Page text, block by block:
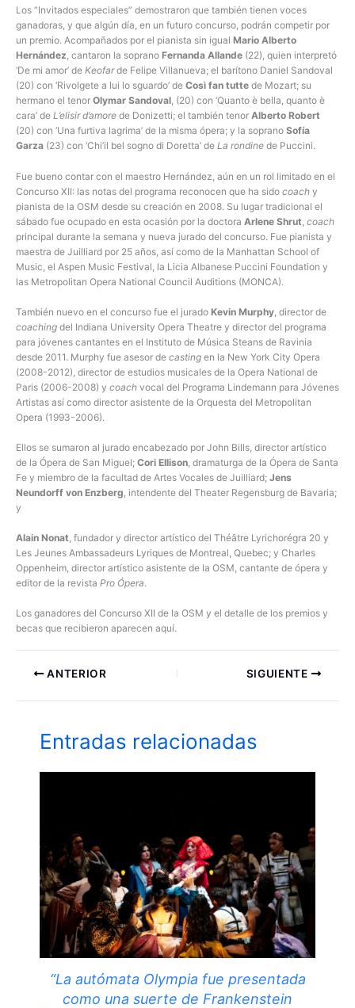
Los “Invitados especiales” demostraron que también tienen voces
ganadoras, y que algún día, en un futuro concurso, podrán competir por
un premio. Acompañados por el pianista sin igual Mario Alberto
Hernández, cantaron la soprano Fernanda Allande (22), quien interpretó
‘De mi amor’ de Keofarde Felipe Villanueva; el barítono Daniel Sandoval
(20) con ‘Rivolgete a lui lo sguardo’ de Così fan tutte de Mozart; su
hermano el tenor Olymar Sandoval, (20) con ‘Quanto è bella, quanto è
cara’ de L’elisir d’amore de Donizetti; el también tenor Alberto Robert
(20) con ‘Una furtiva lagrima’ de la misma ópera; y la soprano Sofía
Garza (23) con ‘Chi’il bel sogno di Doretta’ de La rondine de Puccini.
Fue bueno contar con el maestro Hernández, aún en un rol limitado en el
Concurso XII: las notas del programa reconocen que ha sido coach y
pianista de la OSM desde su creación en 2008. Su lugar tradicional el
sábado fue ocupado en esta ocasión por la doctora Arlene Shrut coach
principal durante la semana y nueva jurado del concurso. Fue pianista y
maestra de Juilliard por 25 años, así como de la Manhattan School of
Music, el Aspen Music Festival, la Licia Albanese Puccini Foundation y
las Metropolitan Opera National Council Auditions (MONCA).
También nuevo en el concurso fue el jurado Kevin Murphy , director de
coaching del Indiana University Opera Theatre y director del programa
para jóvenes cantantes en el Instituto de Música Steans de Ravinia
desde 2011. Murphy fue asesor de casting en la New York City Opera
(2008-2012), director de estudios musicales de la Opera National de
Paris (2006-2008) y coach vocal del Programa Lindemann para Jóvenes
Artistas así como director asistente de la Orquesta del Metropolitan
Opera (1993-2006).
Ellos se sumaron al jurado encabezado por John Bills, director artístico
de la Ópera de San Miguel; Cori Ellison, dramaturga de la Ópera de Santa
Fe y miembro de la facultad de Artes Vocales de Juilliard; Jens
Neundorff von Enzberg, intendente del Theater Regensburg de Bavaria;
y
Alain Nonat, fundador y director artístico del Théâtre Lyrichorégra 20 y
Les Jeunes Ambassadeurs Lyriques de Montreal, Quebec; y Charles
Oppenheim, director artístico asistente de la OSM, cantante de ópera y
editor de la revista Pro Ópera.
Los ganadores del Concurso XII de la OSM y el detalle de los premios y
becas que recibieron aparecen aquí.
ANTERIOR SIGUIENTE
Entradas relacionadas
“La autómata Olympia fue presentada
como una suerte de Frankenstein